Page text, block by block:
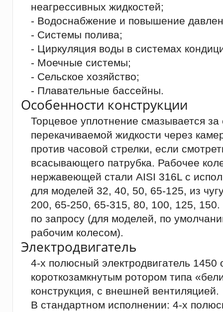
неагрессивных жидкостей;
- Водоснабжение и повышение
- Системы полива;
- Циркуляция воды в системах
- Моечные системы;
- Сельское хозяйство;
- Плавательные бассейны.
Особенности конструкции
Торцевое уплотнение смазывается за
перекачиваемой жидкости через
против часовой стрелки, если
всасывающего патрубка. Рабочее
нержавеющей стали AISI 316L с
для моделей 32, 40, 50, 65-125, из
200, 65-250, 65-315, 80, 100, 125,
по запросу (для моделей, по
рабочим колесом).
Электродвигатель
4-х полюсный электродвигатель 1450
короткозамкнутым ротором типа
конструкция, с внешней вентиляцией.
В стандартном исполнении: 4-х